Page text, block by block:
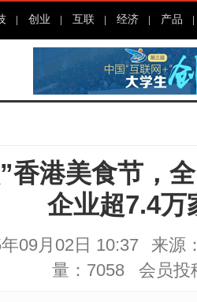
创业 互联 经济 产品
香港美食节，
企业超7.4万
09月02日 10:37
来源
量：7058 会员投